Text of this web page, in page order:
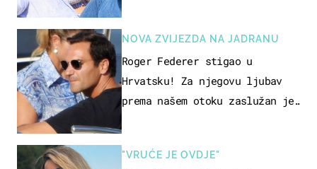
NOVA ZVIJEZDA NA JADRANU
Roger Federer stigao u
Hrvatsku! Za njegovu ljubav
prema našem otoku zaslužan je
"VRUĆE JE OVDJE"